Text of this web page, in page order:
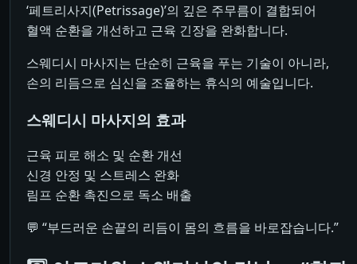
‘페트리사지(Petrissage)’의 깊은 주무름이 결합되어
혈액 순환을 개선하고 근육 긴장을 완화합니다.
스웨디시 마사지는 단순히 근육을 푸는 기술이 아니라,
손의 리듬으로 심신을 조율하는 휴식의 예술입니다.
스웨디시 마사지의 효과
근육 피로 해소 및 순환 개선
신경 안정 및 스트레스 완화
림프 순환 촉진으로 독소 배출
💬 “부드러운 손끝의 리듬이 몸의 흐름을 바로잡습니다.”